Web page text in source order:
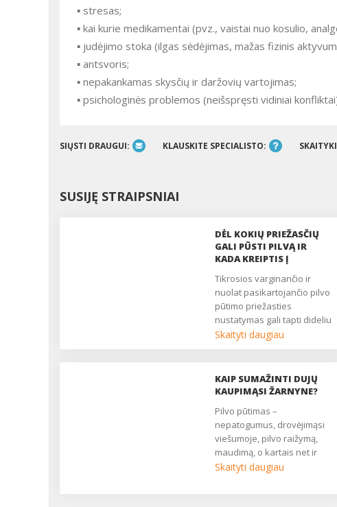
▪ stresas;
▪ kai kurie medikamentai (pvz., vaistai nuo kosulio,
▪ judėjimo stoka (ilgas sėdėjimas, mažas fizinis
▪ antsvoris;
▪ nepakankamas skysčių ir daržovių vartojimas;
▪ psichologinės problemos (neišspręsti vidiniai
SIŲSTI DRAUGUI: KLAUSKITE SPECIALISTO:
SUSIJĘ STRAIPSNIAI
DĖL KOKIŲ PRIEŽASČIŲ
GALI PŪSTI PILVĄ IR
KADA KREIPTIS Į
Tikrosios varginančio ir
nuolat pasikartojančio pilvo
pūtimo priežasties
nustatymas gali tapti dideliu
iššūkiu, nes tai gana
dažniausiai pilvą pučia dėl
per didelio nuryto oro
valgymo ir netgi... streso.
Kokios galimos kitos pilvo
pūtimo priežastys ir kada
dėl jo jau reikėtų kreiptis į
gydytoją? ...
Skaityti daugiau
KAIP SUMAŽINTI DUJŲ
KAUPIMĄSI ŽARNYNE?
Pilvo pūtimas –
nepatogumus, drovėjimąsi
viešumoje, pilvo raižymą,
maudimą, o kartais net ir
stiprius pilvo skausmus
Skaityti daugiau